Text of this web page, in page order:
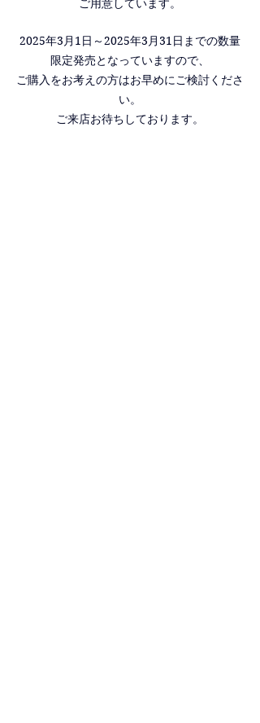
ご用意しています。
2025年3月1日～2025年3月31日までの数量
限定発売となっていますので、
ご購入をお考えの方はお早めにご検討くださ
い。
ご来店お待ちしております。